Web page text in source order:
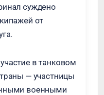
суждено
от
в танковом
— участницы
военными